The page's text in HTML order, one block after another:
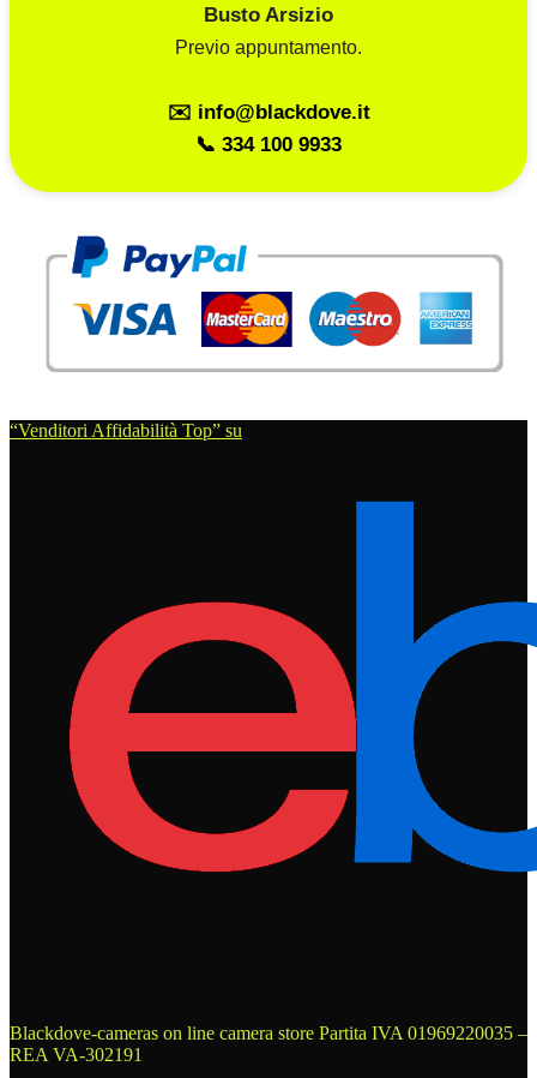
Busto Arsizio
Previo appuntamento.
✉️ info@blackdove.it
📞 334 100 9933
“Venditori Affidabilità Top” su
Blackdove-cameras on line camera store Partita IVA 01969220035 –
REA VA-302191